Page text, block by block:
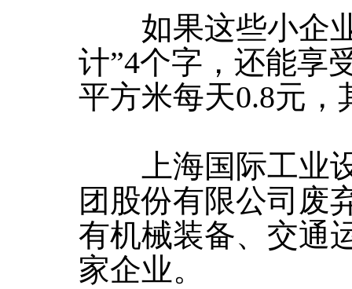
如果这些小企业
计”4个字，还能
平方米每天0.8元
上海国际工业设
团股份有限公司废
有机械装备、交通
家企业。